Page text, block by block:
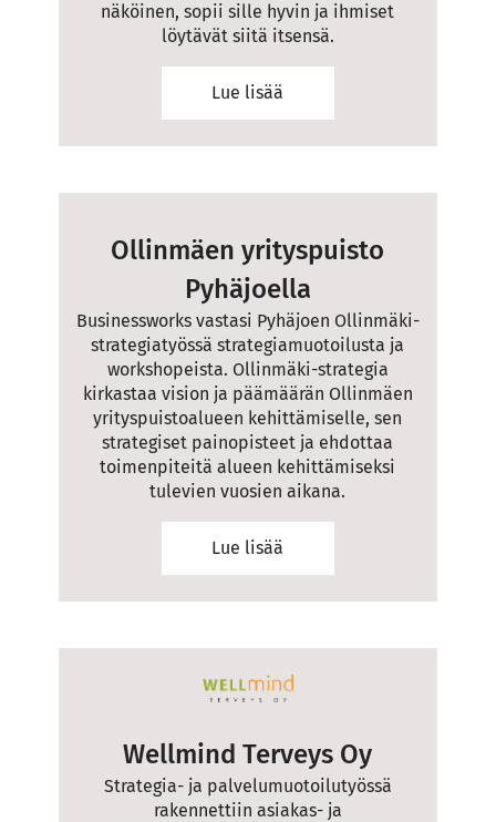
näköinen, sopii sille hyvin ja ihmiset
löytävät siitä itsensä.
Lue lisää
Ollinmäen yrityspuisto
Pyhäjoella
Businessworks vastasi Pyhäjoen Ollinmäki-
strategiatyössä strategiamuotoilusta ja
workshopeista. Ollinmäki-strategia
kirkastaa vision ja päämäärän Ollinmäen
yrityspuistoalueen kehittämiselle, sen
strategiset painopisteet ja ehdottaa
toimenpiteitä alueen kehittämiseksi
tulevien vuosien aikana.
Lue lisää
Wellmind Terveys Oy
Strategia- ja palvelumuotoilutyössä
rakennettiin asiakas- ja